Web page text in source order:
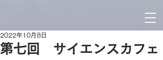
第七回 サイエンスカフェ
2022年10月8日